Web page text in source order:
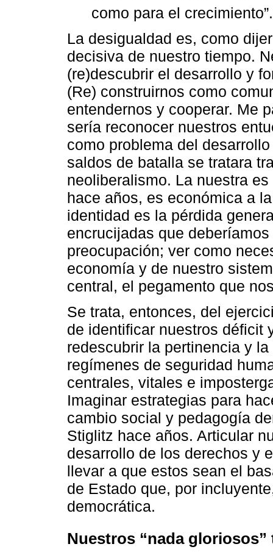
como para el
La desigualdad es, como
decisiva de nuestro tiempo.
(re)descubrir el desarrollo y
(Re) construirnos como
entendernos y cooperar. Me
sería reconocer nuestros
como problema del
saldos de batalla se tratara
neoliberalismo. La nuestra
hace años, es económica a
identidad es la pérdida
encrucijadas que
preocupación; ver como
economía y de nuestro
central, el pegamento que
Se trata, entonces, del
de identificar nuestros déficit
redescubrir la pertinencia y
regímenes de seguridad
centrales, vitales e
Imaginar estrategias para
cambio social y pedagogía
Stiglitz hace años. Articular
desarrollo de los derechos y
llevar a que estos sean el
de Estado que, por
democrática.
Nuestros “nada gloriosos”